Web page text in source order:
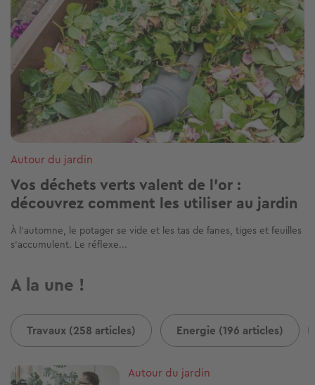
Autour du jardin
Vos déchets verts valent de l’or :
découvrez comment les utiliser au jardin
À l’automne, le potager se vide et les tas de fanes, tiges et feuilles
s’accumulent. Le réflexe...
A la une !
Travaux (258 articles) Energie (196 articles)
Image
Autour du jardin